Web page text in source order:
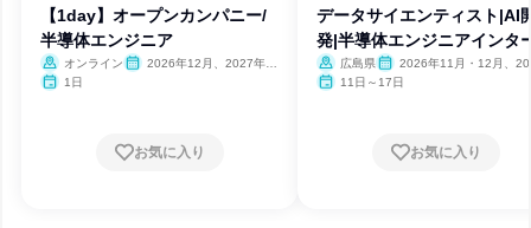
【1day】オープンカンパニー/
半導体エンジニア
オンライン
2026年12月、2027年1
1日
お気に入り
データサイエンティスト|AI
発|半導体エンジニアインタ
広島県
2026年11月・12月、
年1月
11日～17日
お気に入り